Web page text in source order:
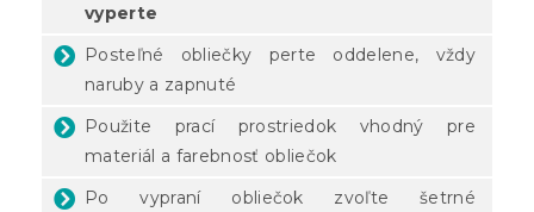
vyperte
Posteľné obliečky perte oddelene, vždy
naruby a zapnuté
Použite prací prostriedok vhodný pre
materiál a farebnosť obliečok
Po vypraní obliečok zvoľte šetrné